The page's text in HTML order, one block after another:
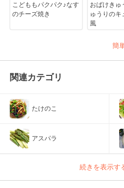
こどももパクパク♪なす
のチーズ焼き
おばけき
ゅうりのキ
風
簡
関連カテゴリ
たけのこ
アスパラ
続きを表示す